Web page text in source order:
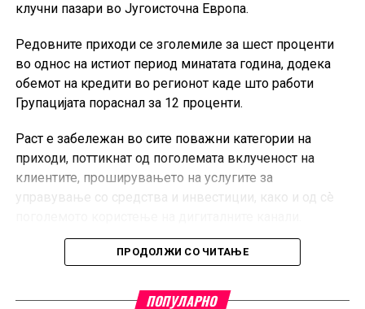
клучни пазари во Југоисточна Европа.
Редовните приходи се зголемиле за шест проценти
во однос на истиот период минатата година, додека
обемот на кредити во регионот каде што работи
Групацијата пораснал за 12 проценти.
Раст е забележан во сите поважни категории на
приходи, поттикнат од поголемата вклученост на
клиентите, проширувањето на услугите за
управување со средства и инвестиции, како и од сè
Во Словенија, уделот на дигиталната продажба кај
Слични дигитални решенија се воведуваат и на
ПРОДОЛЖИ СО ЧИТАЊЕ
ПОПУЛАРНО